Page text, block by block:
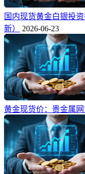
国内现货黄金白银投
新）
2026-06-23
黄金现货价：贵金属